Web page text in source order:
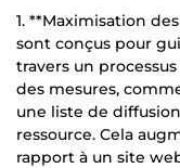
1. **Maximisation
sont conçus pour
travers un
des mesures,
une liste de
ressource. Cela
rapport à un site